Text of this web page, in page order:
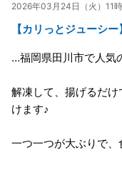
2026年03月24日（火）11
【カリっとジューシ
…福岡県田川市で人気
解凍して、揚げるだ
けます♪
一つ一つが大ぶりで、